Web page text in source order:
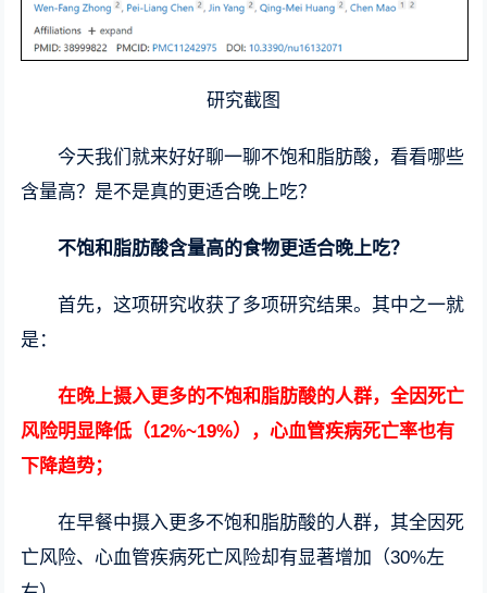
研究截图
今天我们就来好好聊一聊不饱和脂肪酸，看看哪些
含量高？是不是真的更适合晚上吃？
不饱和脂肪酸含量高的食物更适合晚上吃？
首先，这项研究收获了多项研究结果。其中之一就
是：
在晚上摄入更多的不饱和脂肪酸的人群，全因死亡
风险明显降低（12%~19%），心血管疾病死亡率也有
下降趋势；
在早餐中摄入更多不饱和脂肪酸的人群，其全因死
亡风险、心血管疾病死亡风险却有显著增加（30%左